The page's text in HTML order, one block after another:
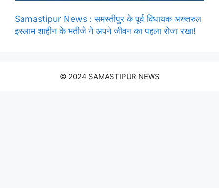
Samastipur News : समस्तीपुर के पूर्व विधायक अख्तरुल
इस्लाम शाहीन के भतीजे ने अपने जीवन का पहला रोजा रखा!
© 2024 SAMASTIPUR NEWS